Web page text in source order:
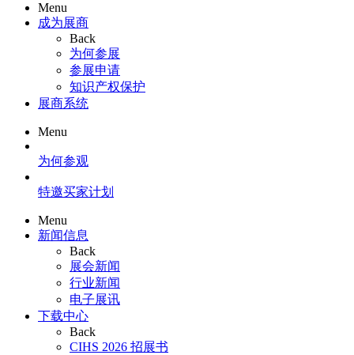
Menu
成为展商
Back
为何参展
参展申请
知识产权保护
展商系统
Menu
为何参观
特邀买家计划
Menu
新闻信息
Back
展会新闻
行业新闻
电子展讯
下载中心
Back
CIHS 2026 招展书